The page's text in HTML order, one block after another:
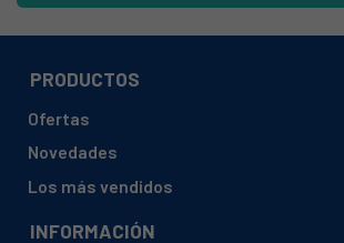
PRODUCTOS
Ofertas
Novedades
Los más vendidos
INFORMACIÓN